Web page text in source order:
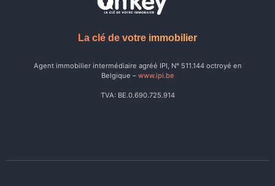
La clé de votre immobilier
Agent immobilier intermédiaire agréé IPI, N° 511.144 octroyé en
Belgique – www.ipi.be
TVA: BE.0.690.725.914